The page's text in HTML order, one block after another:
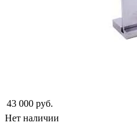
43 000 руб.
Нет наличии